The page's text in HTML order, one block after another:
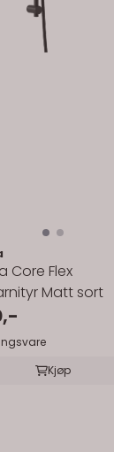
Core Flex
Matt sort
Kjøp